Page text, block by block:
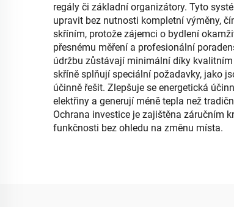
regály či základní organizátory. Tyto
upravit bez nutnosti kompletní výměny,
skříním, protože zájemci o bydlení
přesnému měření a profesionální
údržbu zůstávají minimální díky
skříně splňují speciální požadavky, jako
účinně řešit. Zlepšuje se energetická
elektřiny a generují méně tepla než
Ochrana investice je zajištěna záručním
funkčnosti bez ohledu na změnu místa.